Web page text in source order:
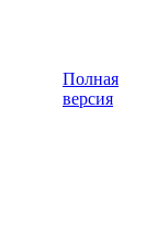
Полная
версия